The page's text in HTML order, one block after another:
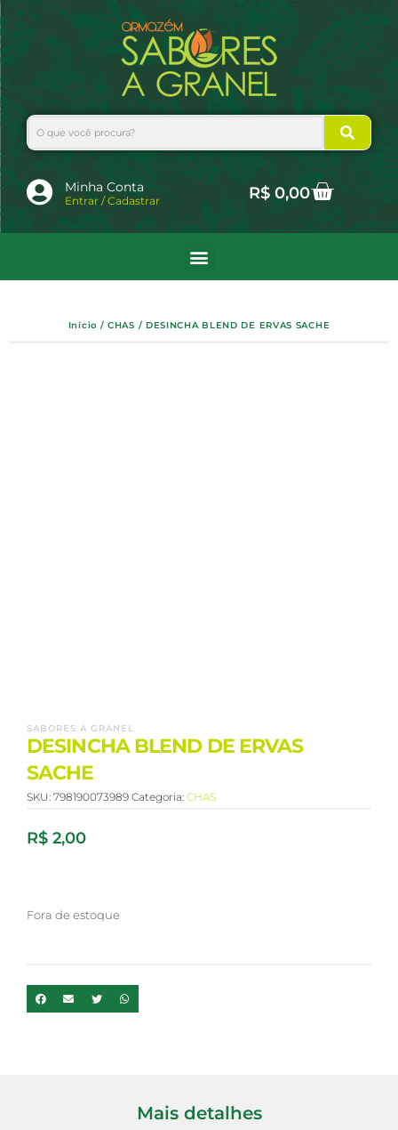
para
o
conteúdo
Search
Minha Conta
Entrar / Cadastrar R$0,00Cart
Início /CHAS / DESINCHA BLEND DE ERVAS SACHE
SABORES A GRANEL
DESINCHA BLEND DE ERVAS
SACHE
SKU: 798190073989 Categoria: CHAS
R$ 2,00
Fora de estoque
Mais detalhes